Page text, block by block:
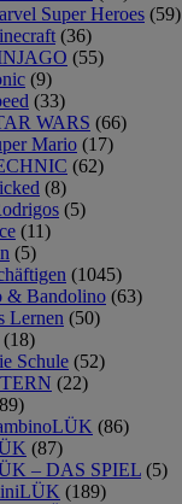
Super Heroes (59)
(36)
(55)
(9)
(33)
WARS (66)
Mario (17)
(62)
(8)
(5)
(11)
(5)
(1045)
& Bandolino (63)
Lernen (50)
(18)
Schule (52)
(22)
(86)
(87)
– DAS SPIEL (5)
(189)